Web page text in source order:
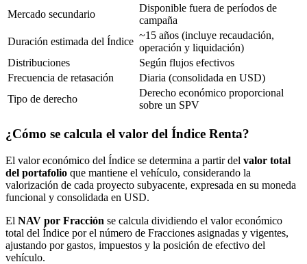
Mercado secundario
Disponible fuera de períodos de
campaña
Duración estimada del Índice
~15 años (incluye recaudación,
operación y liquidación)
Distribuciones
Según flujos efectivos
Frecuencia de retasación
Diaria (consolidada en USD)
Tipo de derecho
Derecho económico proporcional
sobre un SPV
¿Cómo se calcula el valor del Índice Renta?
El valor económico del Índice se determina a partir del valor total
del portafolio que mantiene el vehículo, considerando la
valorización de cada proyecto subyacente, expresada en su moneda
funcional y consolidada en USD.
El NAV por Fracción se calcula dividiendo el valor económico
total del Índice por el número de Fracciones asignadas y vigentes,
ajustando por gastos, impuestos y la posición de efectivo del
vehículo.